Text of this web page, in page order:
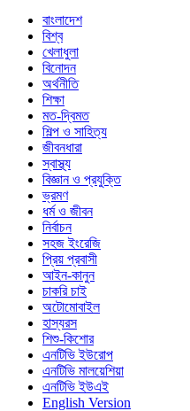
বাংলাদেশ
বিশ্ব
খেলাধুলা
বিনোদন
অর্থনীতি
শিক্ষা
মত-দ্বিমত
শিল্প ও সাহিত্য
জীবনধারা
স্বাস্থ্য
বিজ্ঞান ও প্রযুক্তি
ভ্রমণ
ধর্ম ও জীবন
নির্বাচন
সহজ ইংরেজি
প্রিয় প্রবাসী
আইন-কানুন
চাকরি চাই
অটোমোবাইল
হাস্যরস
শিশু-কিশোর
এনটিভি ইউরোপ
এনটিভি মালয়েশিয়া
এনটিভি ইউএই
English Version